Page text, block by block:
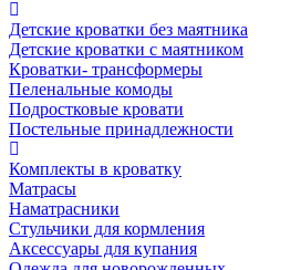
Детские кроватки без маятника
Детские кроватки с маятником
Кроватки- трансформеры
Пеленальные комоды
Подростковые кровати
Постельные принадлежности
Комплекты в кроватку
Матрасы
Наматрасники
Стульчики для кормления
Аксессуары для купания